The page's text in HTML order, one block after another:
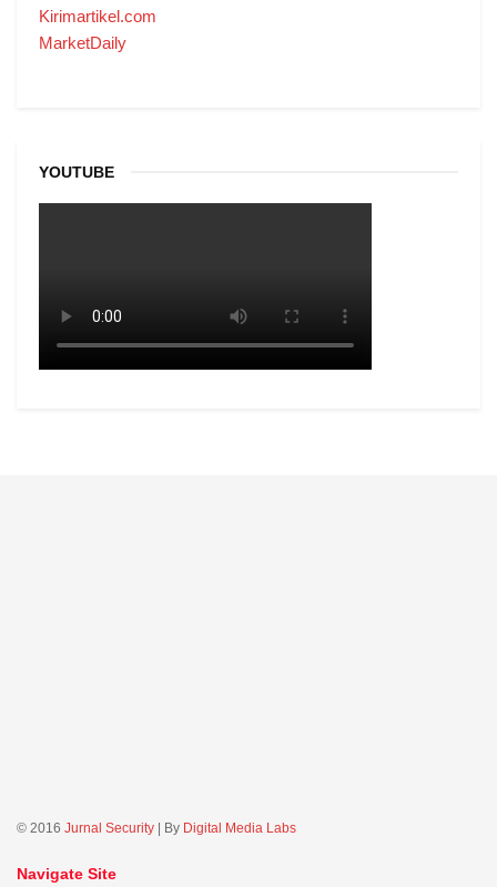
Kirimartikel.com
MarketDaily
YOUTUBE
© 2016 Jurnal Security | By Digital Media Labs
Navigate Site